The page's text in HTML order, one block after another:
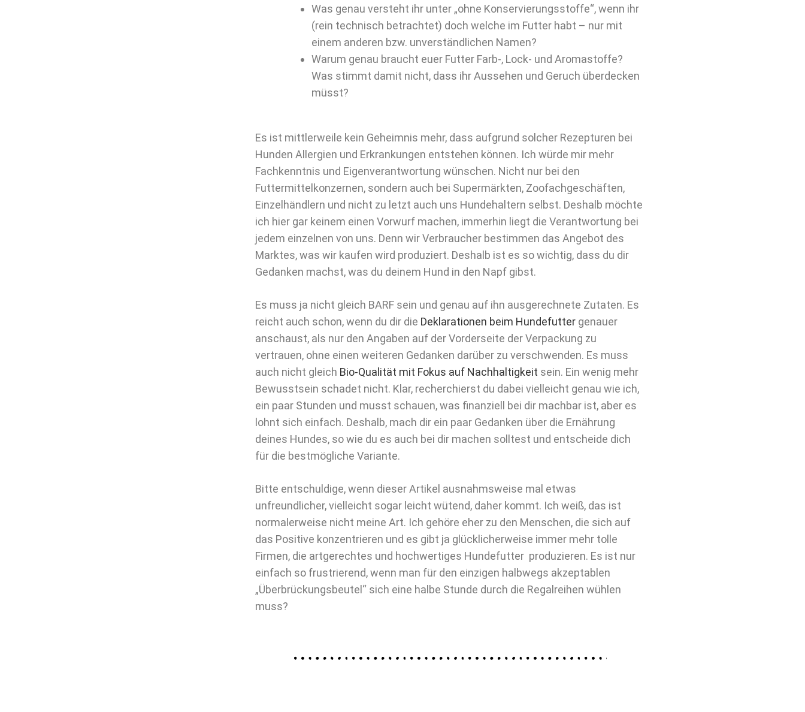
Was genau versteht ihr unter „ohne Konservierungsstoffe“, wenn ihr
(rein technisch betrachtet) doch welche im Futter habt – nur mit
einem anderen bzw. unverständlichen Namen?
Warum genau braucht euer Futter Farb-, Lock- und Aromastoffe?
Was stimmt damit nicht, dass ihr Aussehen und Geruch überdecken
müsst?
Es ist mittlerweile kein Geheimnis mehr, dass aufgrund solcher Rezepturen bei
Hunden Allergien und Erkrankungen entstehen können. Ich würde mir mehr
Fachkenntnis und Eigenverantwortung wünschen. Nicht nur bei den
Futtermittelkonzernen, sondern auch bei Supermärkten, Zoofachgeschäften,
Einzelhändlern und nicht zu letzt auch uns Hundehaltern selbst. Deshalb möchte
ich hier gar keinem einen Vorwurf machen, immerhin liegt die Verantwortung bei
jedem einzelnen von uns. Denn wir Verbraucher bestimmen das Angebot des
Marktes, was wir kaufen wird produziert. Deshalb ist es so wichtig, dass du dir
Gedanken machst, was du deinem Hund in den Napf gibst.
Es muss ja nicht gleich BARF sein und genau auf ihn ausgerechnete Zutaten. Es
reicht auch schon, wenn du dir die Deklarationen beim Hundefutter genauer
anschaust, als nur den Angaben auf der Vorderseite der Verpackung zu
vertrauen, ohne einen weiteren Gedanken darüber zu verschwenden. Es muss
auch nicht gleich Bio-Qualität mit Fokus auf Nachhaltigkeit sein. Ein wenig mehr
Bewusstsein schadet nicht. Klar, recherchierst du dabei vielleicht genau wie ich,
ein paar Stunden und musst schauen, was finanziell bei dir machbar ist, aber es
lohnt sich einfach. Deshalb, mach dir ein paar Gedanken über die Ernährung
deines Hundes, so wie du es auch bei dir machen solltest und entscheide dich
für die bestmögliche Variante.
Bitte entschuldige, wenn dieser Artikel ausnahmsweise mal etwas
unfreundlicher, vielleicht sogar leicht wütend, daher kommt. Ich weiß, das ist
normalerweise nicht meine Art. Ich gehöre eher zu den Menschen, die sich auf
das Positive konzentrieren und es gibt ja glücklicherweise immer mehr tolle
Firmen, die artgerechtes und hochwertiges Hundefutter produzieren. Es ist nur
einfach so frustrierend, wenn man für den einzigen halbwegs akzeptablen
„Überbrückungsbeutel“ sich eine halbe Stunde durch die Regalreihen wühlen
muss?